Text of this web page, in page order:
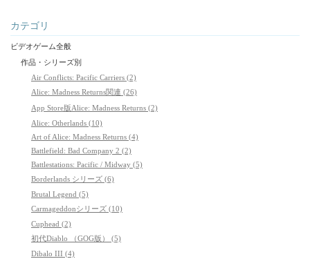
カテゴリ
ビデオゲーム全般
作品・シリーズ別
Air Conflicts: Pacific Carriers (2)
Alice: Madness Returns関連 (26)
App Store版Alice: Madness Returns (2)
Alice: Otherlands (10)
Art of Alice: Madness Returns (4)
Battlefield: Bad Company 2 (2)
Battlestations: Pacific / Midway (5)
Borderlands シリーズ (6)
Brutal Legend (5)
Carmageddonシリーズ (10)
Cuphead (2)
初代Diablo （GOG版） (5)
Dibalo III (4)